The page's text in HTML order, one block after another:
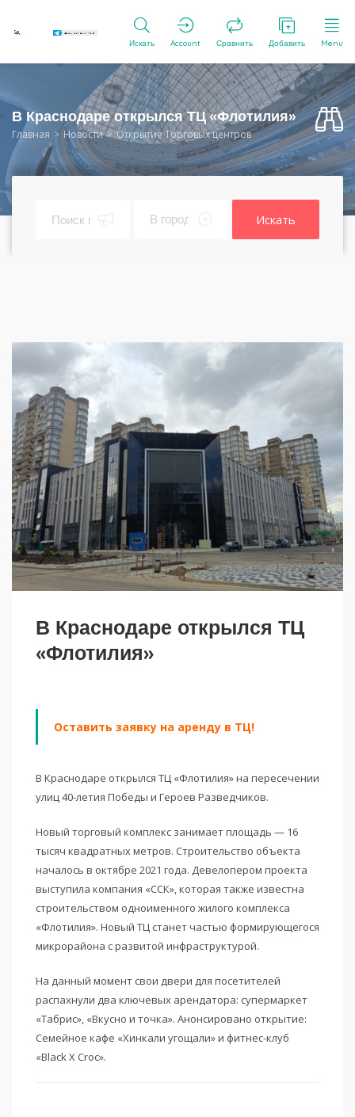
Искать Account Сравнить Добавить Menu
В Краснодаре открылся ТЦ «Флотилия»
Главная Новости Открытие Торговых центров
Искать
В Краснодаре открылся ТЦ
«Флотилия»
Оставить заявку на аренду в ТЦ!
В Краснодаре открылся ТЦ «Флотилия» на пересечении
улиц 40-летия Победы и Героев Разведчиков.
Новый торговый комплекс занимает площадь — 16
тысяч квадратных метров. Строительство объекта
началось в октябре 2021 года. Девелопером проекта
выступила компания «ССК», которая также известна
строительством одноименного жилого комплекса
«Флотилия». Новый ТЦ станет частью формирующегося
микрорайона с развитой инфраструктурой.
На данный момент свои двери для посетителей
распахнули два ключевых арендатора: супермаркет
«Табрис», «Вкусно и точка». Анонсировано открытие:
Семейное кафе «Хинкали угощали» и фитнес-клуб
«Black X Croc».